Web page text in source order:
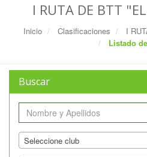
I RUTA DE BTT
Inicio Clasificaciones
I
Listado
Buscar
Nombre
Club
Seleccione club